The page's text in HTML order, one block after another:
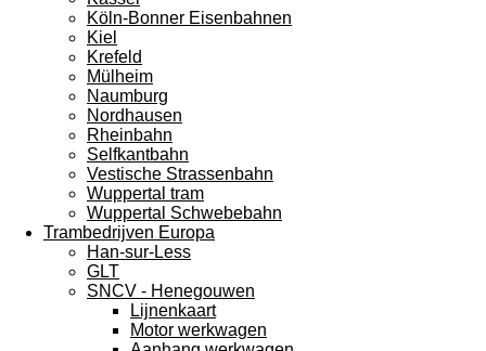
Köln-Bonner Eisenbahnen
Kiel
Krefeld
Mülheim
Naumburg
Nordhausen
Rheinbahn
Selfkantbahn
Vestische Strassenbahn
Wuppertal tram
Wuppertal Schwebebahn
Trambedrijven Europa
Han-sur-Less
GLT
SNCV - Henegouwen
Lijnenkaart
Motor werkwagen